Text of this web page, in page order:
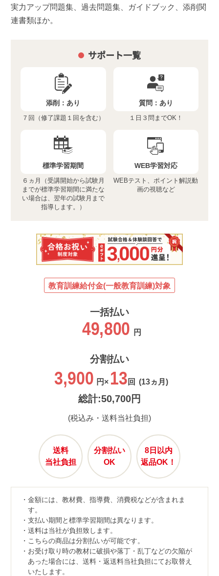
実力アップ問題集、過去問題集、ガイドブック、添削関
連書類ほか。
サポート一覧
添削： あり
７回（修了課題１回を含む）
質問： あり
１日３問までOK！
標準学習期間
６ヵ月（受講開始から試験月
までが標準学習期間に満たな
い場合は、翌年の試験月まで
指導します。）
WEB学習対応
WEBテスト、ポイント解説動
画の視聴など
教育訓練給付金(一般教育訓練)対象
一括払い
49,800 円
分割払い
3,900 円× 13 回 (13ヵ月)
総計:50,700円
(税込み・送料当社負担)
送料
当社負担
分割払い
OK
8日以内
返品OK！
金額には、教材費、指導費、消費税などが含まれま
す。
支払い期間と標準学習期間は異なります。
送料は当社が負担致します。
こちらの商品は分割払いが可能です。
お受け取り時の教材に破損や落丁・乱丁などの欠陥が
あった場合には、送料・返送料当社負担にてお取替え
いたします。